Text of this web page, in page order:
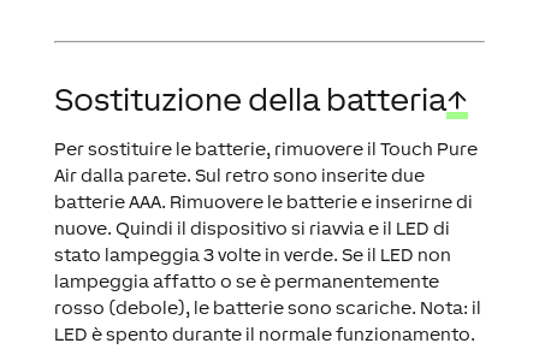
Sostituzione della batteria↑
Per sostituire le batterie, rimuovere il Touch Pure
Air dalla parete. Sul retro sono inserite due
batterie AAA. Rimuovere le batterie e inserirne di
nuove. Quindi il dispositivo si riavvia e il LED di
stato lampeggia 3 volte in verde. Se il LED non
lampeggia affatto o se è permanentemente
rosso (debole), le batterie sono scariche. Nota: il
LED è spento durante il normale funzionamento.